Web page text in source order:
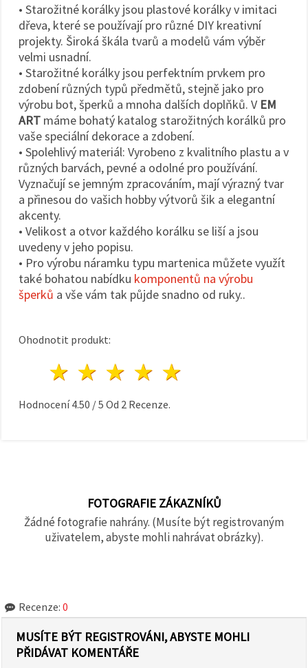
• Starožitné korálky jsou plastové korálky v imitaci
dřeva, které se používají pro různé DIY kreativní
projekty. Široká škála tvarů a modelů vám výběr
velmi usnadní.
• Starožitné korálky jsou perfektním prvkem pro
zdobení různých typů předmětů, stejně jako pro
výrobu bot, šperků a mnoha dalších doplňků. V EM
ART máme bohatý katalog starožitných korálků pro
vaše speciální dekorace a zdobení.
• Spolehlivý materiál: Vyrobeno z kvalitního plastu a v
různých barvách, pevné a odolné pro používání.
Vyznačují se jemným zpracováním, mají výrazný tvar
a přinesou do vašich hobby výtvorů šik a elegantní
akcenty.
• Velikost a otvor každého korálku se liší a jsou
uvedeny v jeho popisu.
• Pro výrobu náramku typu martenica můžete využít
také bohatou nabídku komponentů na výrobu
šperků a vše vám tak půjde snadno od ruky..
Ohodnotit produkt:
4 hvězdy
3 hvězdy
2 hvězdy
1 hvězda
Hodnocení4.50 /5 Od 2 Recenze.
FOTOGRAFIE ZÁKAZNÍKŮ
Žádné fotografie nahrány. (Musíte být registrovaným
uživatelem, abyste mohli nahrávat obrázky).
Recenze: 0
MUSÍTE BÝT REGISTROVÁNI, ABYSTE MOHLI
PŘIDÁVAT KOMENTÁŘE